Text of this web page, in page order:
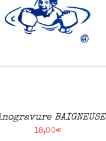
BAIGNEUSE
18,00€